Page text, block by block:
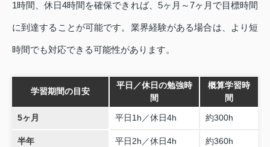
1時間、休日4時間を確保できれば、5ヶ月～7ヶ月で目標時間
に到達することが可能です。業界経験がある場合は、より短
時間でも対応できる可能性があります。
学習期間の目安
平日／休日の勉強時
間
概算学習時
間
5ヶ月 平日1h／休日4h 約300h
半年 平日2h／休日4h 約360h